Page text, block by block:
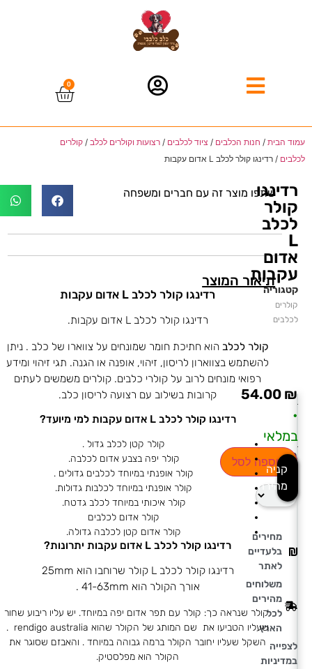
0
עמוד הבית / חנות הכלבים / ציוד לכלבים / רצועות וקולרים לכלב / קולרים
לכלבים / רדינגו קולר לכלב L אדום עקבות
רדינגו
קולר
לכלב
L
אדום
עקבות
קטגוריה
קולרים
לכלבים
54.00 ₪
•
במלאי
בחירת
כמות
הוספה לסל
קניה
מהירה
מחירים
בלעדיים
לאתר
משלוחים
מהירים
לכל
הארץ
לצפייה
במדיניות
שתפו מוצר זה עם חברים ומשפחה
תיאור המוצר
רדינגו קולר לכלב L אדום עקבות
רדינגו קולר לכלב L אדום עקבות.
קולר לכלב הוא חתיכת חומר שמונחים על צווארו של כלב . ניתן
להשתמש בצווארון לריסון, זיהוי, אופנה או הגנה. תגי זיהוי ומידע
רפואי מונחים לרוב על קולרי כלבים. קולרים משמשים לעתים
קרובות בשילוב עם רצועה לריסון כלב.
רדינגו קולר לכלב L אדום עקבות למי מיועד?
קולר קטן לכלב גדול .
קולר יפה בצבע אדום לכלבה.
קולר אופנתי במיוחד לכלבים גדולים .
קולר אופנתי במיוחד לכלבות גדולות.
קולר איכותי במיוחד לכלב גדטח.
קולר אדום לכלבים
קולר אדום קטן לכלבה גדולה.
רדינגו קולר לכלב L אדום עקבות יתרונות?
רדינגו קולר לכלב L קולר שרוחבו הוא 25mm
אורך הקולר הוא 41-63mm .
קולר שנראה כך: קולר עם תפר אדום יפה במיוחד. יש עליו ריבוע שחור
שעליו הטביעו את שם המותג של הקולר שהוא rendigo australia .
השקל שעליו יחובר הקולר ברמה גבוהה במיוחד . והאבזם שסוגר את
הקולר הוא מפלסטיק.